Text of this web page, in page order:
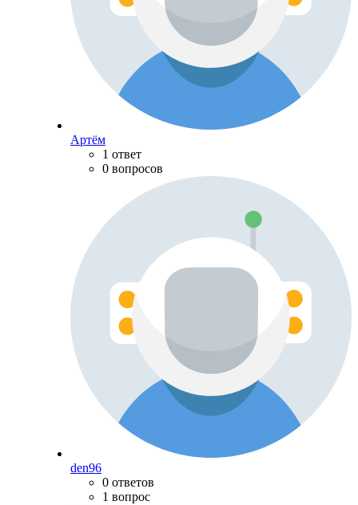
Артём
1 ответ
0 вопросов
den96
0 ответов
1 вопрос